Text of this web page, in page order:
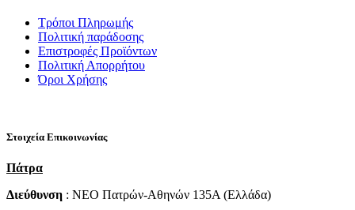
Τρόποι Πληρωμής
Πολιτική παράδοσης
Επιστροφές Προϊόντων
Πολιτική Απορρήτου
Όροι Χρήσης
Στοιχεία Επικοινωνίας
Πάτρα
Διεύθυνση : NEO Πατρών-Αθηνών 135Α (Ελλάδα)